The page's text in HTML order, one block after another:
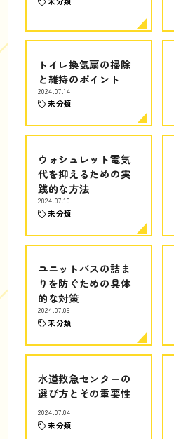
トイレ換気扇の掃除
と維持のポイント
2024.07.14
未分類
ウォシュレット電気
代を抑えるための実
践的な方法
2024.07.10
未分類
ユニットバスの詰ま
りを防ぐための具体
的な対策
2024.07.06
未分類
水道救急センターの
選び方とその重要性
2024.07.04
未分類